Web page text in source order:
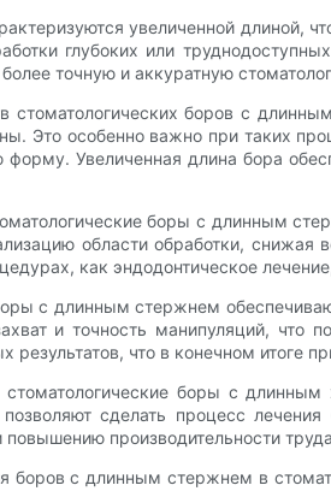
увеличенной длиной,
глубоких или
точную и аккуратную
боров с
Это особенно важно при таких
Увеличенная длина бора
боры с длинным
области обработки,
как эндодонтическое
с длинным стержнем
и точность манипуляций, что
что в конечном итоге
стоматологические боры с
сделать процесс
производительности
боров с длинным стержнем в